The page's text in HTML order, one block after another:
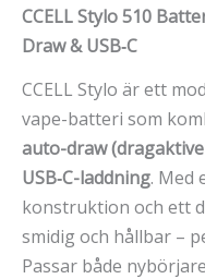
CCELL Stylo 510
Draw & USB‑C
CCELL Stylo är ett
vape-batteri som
auto-draw
USB‑C-laddning. Med
konstruktion och ett
smidig och hållbar –
Passar både